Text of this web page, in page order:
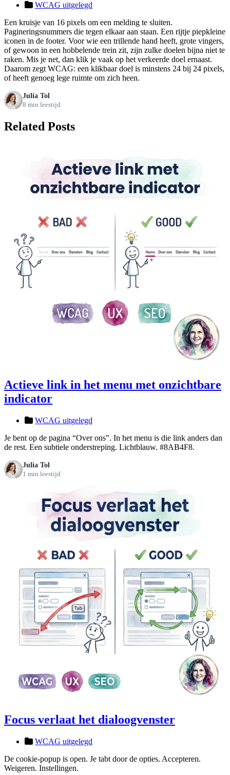
WCAG uitgelegd
Een kruisje van 16 pixels om een melding te sluiten.
Pagineringsnummers die tegen elkaar aan staan. Een rijtje piepkleine
iconen in de footer. Voor wie een trillende hand heeft, grote vingers,
of gewoon in een hobbelende trein zit, zijn zulke doelen bijna niet te
raken. Mis je net, dan klik je vaak op het verkeerde doel ernaast.
Daarom zegt WCAG: een klikbaar doel is minstens 24 bij 24 pixels,
of heeft genoeg lege ruimte om zich heen.
Julia Tol
8 min leestijd
Related Posts
Actieve link in het menu met onzichtbare
indicator
WCAG uitgelegd
Je bent op de pagina “Over ons”. In het menu is die link anders dan
de rest. Een subtiele onderstreping. Lichtblauw. #8AB4F8.
Julia Tol
1 min leestijd
Focus verlaat het dialoogvenster
WCAG uitgelegd
De cookie-popup is open. Je tabt door de opties. Accepteren.
Weigeren. Instellingen.